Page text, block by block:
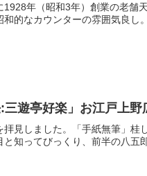
1928年（昭和3年）創業の老舗
的なカウンターの雰囲気良し
三遊亭好楽」お江戸上野
見しました。「手紙無筆」桂
知ってびっくり、前半の八五